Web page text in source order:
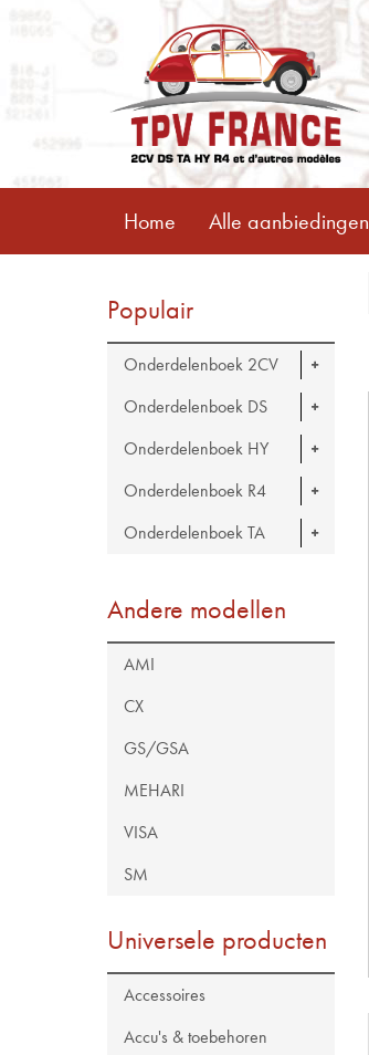
Home Alle aanbiedingen
Populair
Onderdelenboek 2CV
Onderdelenboek DS
Onderdelenboek HY
Onderdelenboek R4
Onderdelenboek TA
Andere modellen
AMI
CX
GS/GSA
MEHARI
VISA
SM
Universele producten
Accessoires
Accu's & toebehoren